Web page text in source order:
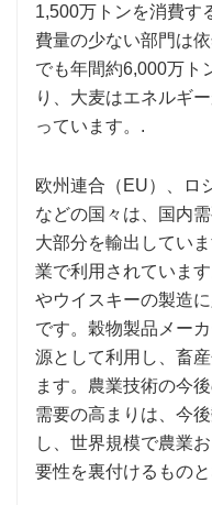
1,500万トンを消費す
費量の少ない部門は
でも年間約6,000万ト
り、大麦はエネルギ
っています。.
欧州連合（EU）、ロ
などの国々は、国内
大部分を輸出してい
業で利用されていま
やウイスキーの製造
です。穀物製品メー
源として利用し、畜
ます。農業技術の今
需要の高まりは、今
し、世界規模で農業
要性を裏付けるもの